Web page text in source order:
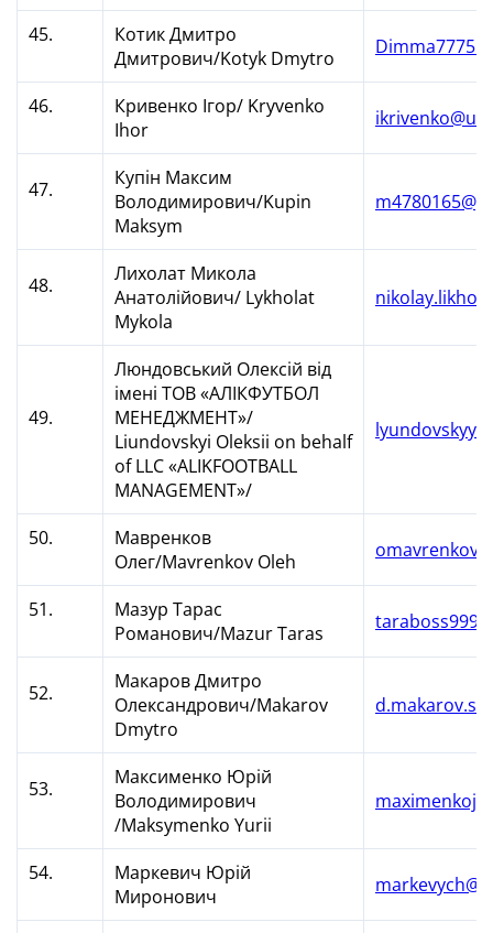
45.
Котик Дмитро
Дмитрович/Kotyk Dmytro
46.
Кривенко Ігор/ Kryvenko
Ihor
47.
Купін Максим
Володимирович/Kupin
Maksym
48.
Лихолат Микола
Анатолійович/ Lykholat
Mykola
49.
Люндовський Олексій від
імені ТОВ «АЛІКФУТБОЛ
МЕНЕДЖМЕНТ»/
Liundovskyi Oleksii on behalf
of LLC «ALIKFOOTBALL
MANAGEMENT»/
50.
Мавренков
Олег/Mavrenkov Oleh
51.
Мазур Тарас
Романович/Mazur Taras
52.
Макаров Дмитро
Олександрович/Makarov
Dmytro
53.
Максименко Юрій
Володимирович
/Maksymenko Yurii
54.
Маркевич Юрій
Миронович